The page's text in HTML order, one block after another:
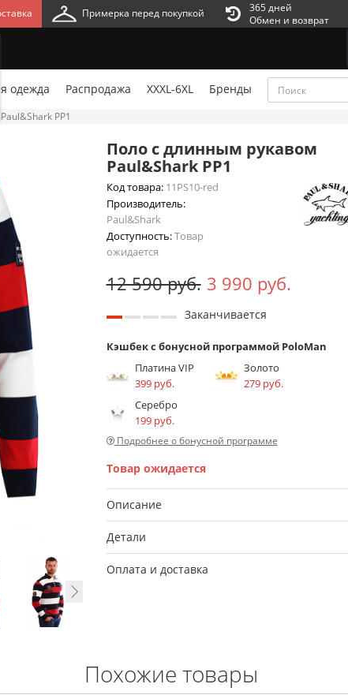
Примерка перед покупкой
365 дней
Обмен и возврат
одежда Распродажа XXXL-6XL Бренды
PP1
Поло с длинным рукавом
Paul&Shark PP1
Код товара:11PS10-red
Производитель:
Paul&Shark
Доступность:Товар
ожидается
12 590 руб. 3 990 руб.
Заканчивается
Кэшбек с бонусной программой PoloMan
Платина VIP
399 руб.
Золото
279 руб.
Серебро
199 руб.
Подробнее о бонусной программе
Товар ожидается
Описание
Детали
Оплата и доставка
Похожие товары